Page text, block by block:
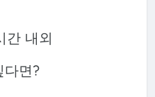
간 내외
다면?